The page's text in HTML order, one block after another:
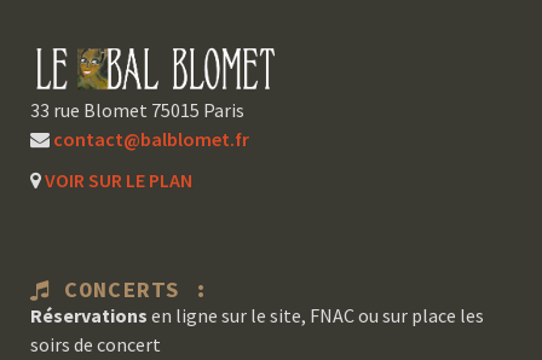
33 rue Blomet 75015 Paris
contact@balblomet.fr
VOIR SUR LE PLAN
CONCERTS :
Réservations en ligne sur le site, FNAC ou sur place les
soirs de concert